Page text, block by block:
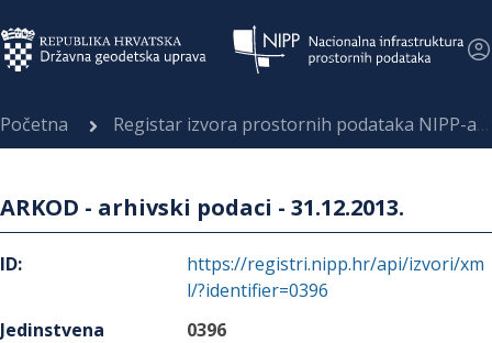
Početna Registar izvora prostornih podataka NIPP-a
ARKOD - arhivski podaci - 31.12.2013.
ID:
https://registri.nipp.hr/api/izvori/xm
l/?identifier=0396
Jedinstvena
0396